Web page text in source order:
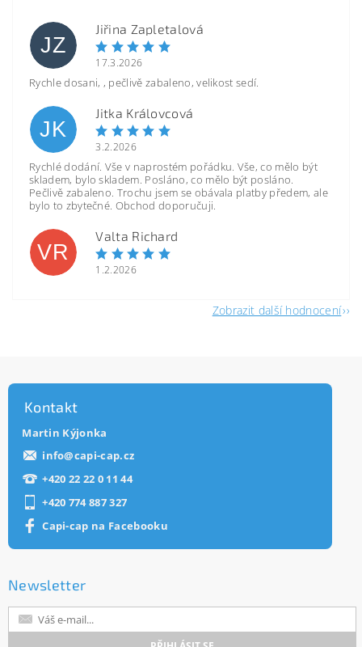
JZ
Jiřina Zapletalová
17.3.2026
Rychle dosani, , pečlivě zabaleno, velikost sedí.
JK
Jitka Královcová
3.2.2026
Rychlé dodání. Vše v naprostém pořádku. Vše, co mělo být
skladem, bylo skladem. Posláno, co mělo být posláno.
Pečlivě zabaleno. Trochu jsem se obávala platby předem, ale
bylo to zbytečné. Obchod doporučuji.
VR
Valta Richard
1.2.2026
Zobrazit další hodnocení
Kontakt
Martin Kýjonka
info@capi-cap.cz
+420 22 22 0 11 44
+420 774 887 327
Capi-cap na Facebooku
Newsletter